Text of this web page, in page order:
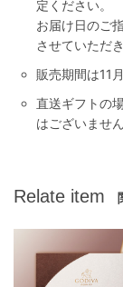
定ください。
お届け日のご
させていただ
販売期間は11
直送ギフトの
はございません
Relate item